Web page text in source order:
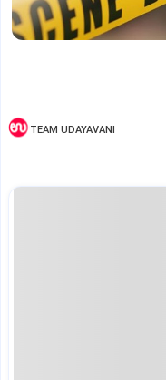
TEAM UDAYAVANI